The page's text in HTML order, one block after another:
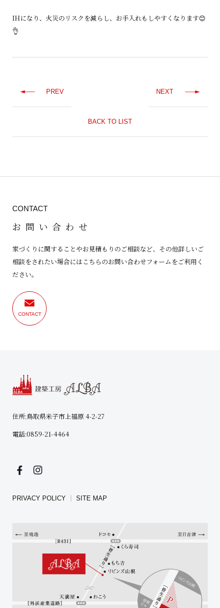
IHになり、火災のリスクを減らし、お手入れもしやすくなります😊
👌
PREV
BACK TO LIST
NEXT
CONTACT
お問い合わせ
家づくりに関することやお見積もりのご相談など、その他詳しいご
相談をされたい場合にはこちらのお問い合わせフォームをご利用く
ださい。
CONTACT
住所:鳥取県米子市上福原 4-2-27
電話:0859-21-4464
PRIVACY POLICY SITE MAP